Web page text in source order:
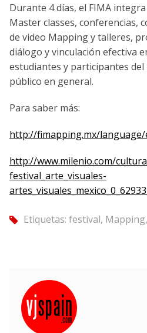
Durante 4 días, el FIMA
Master classes, conferencias,
de video Mapping y talleres,
diálogo y vinculación efectiva
estudiantes y participantes
público en general.
Para saber más:
http://fimapping.mx/
http://www.milenio.com/
festival_arte_visuales-
tag Etiquetas: festival, Mapping,